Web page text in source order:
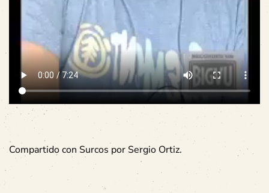
Compartido con Surcos por Sergio Ortiz.